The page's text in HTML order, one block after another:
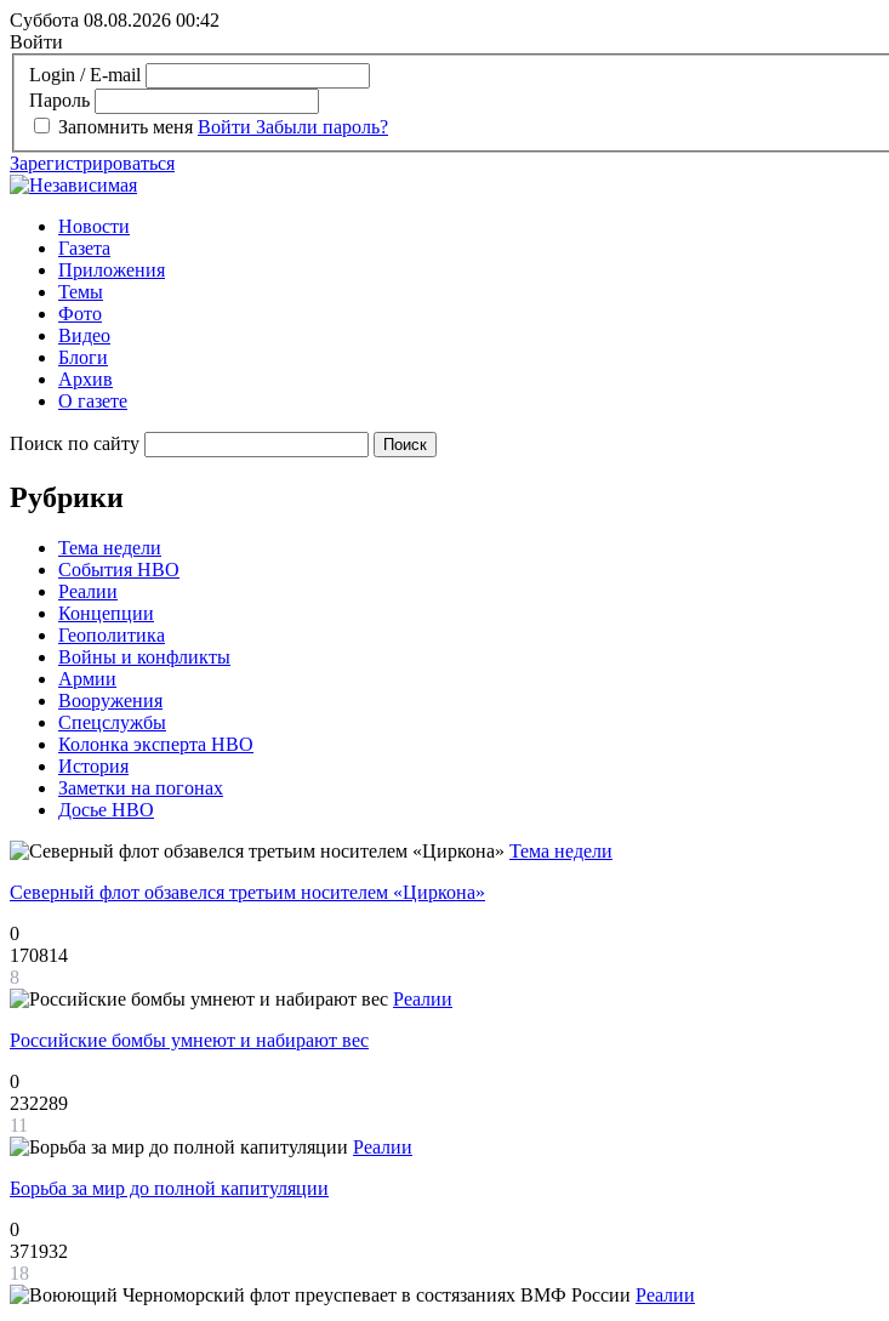
Суббота 08.08.2026 00:42
Войти
Login / E-mail
Пароль
Запомнить меня Войти Забыли пароль?
Зарегистрироваться
Новости
Газета
Приложения
Темы
Фото
Видео
Блоги
Архив
О газете
Поиск по сайту
Рубрики
Тема недели
События НВО
Реалии
Концепции
Геополитика
Войны и конфликты
Армии
Вооружения
Спецслужбы
Колонка эксперта НВО
История
Заметки на погонах
Досье НВО
Тема недели
Северный флот обзавелся третьим носителем «Циркона»
0
170814
8
Реалии
Российские бомбы умнеют и набирают вес
0
232289
11
Реалии
Борьба за мир до полной капитуляции
0
371932
18
Реалии